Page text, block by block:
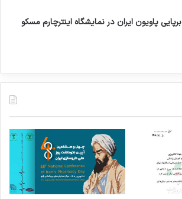
برپایی پاویون ایران در نمایشگاه اینترچارم مسکو